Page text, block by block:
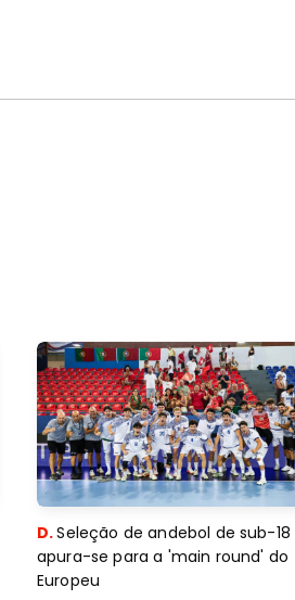
D.Seleção de andebol de sub-18
apura-se para a 'main round' do
Europeu